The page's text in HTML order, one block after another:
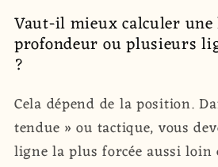
Vaut-il mieux calculer
profondeur ou plusieurs
?
Cela dépend de la position.
tendue » ou tactique, vous
ligne la plus forcée aussi loin